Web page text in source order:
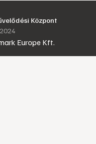
Központ
Europe Kft.